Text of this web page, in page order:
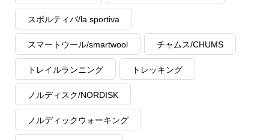
スポルティバ/la sportiva
スマートウール/smartwool チャムス/CHUMS
トレイルランニング トレッキング
ノルディスク/NORDISK
ノルディックウォーキング